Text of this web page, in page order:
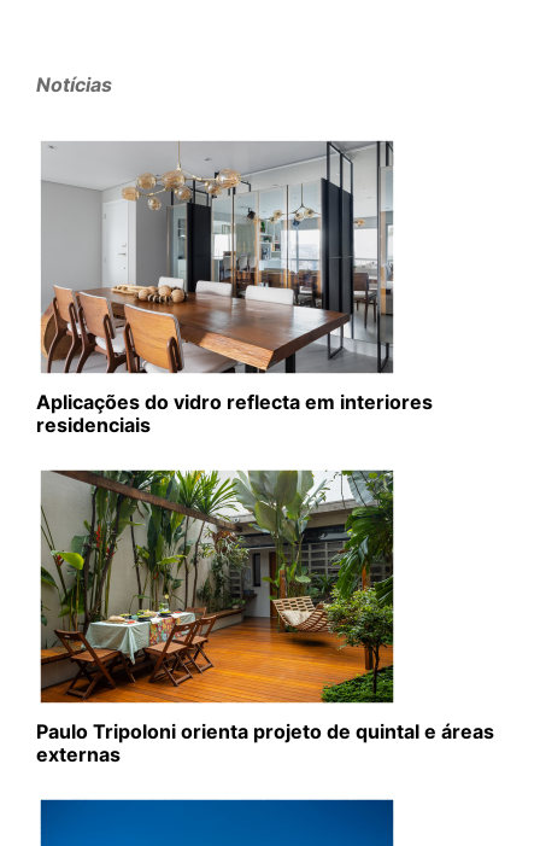
Notícias
Aplicações do vidro reflecta em interiores
residenciais
Paulo Tripoloni orienta projeto de quintal e áreas
externas